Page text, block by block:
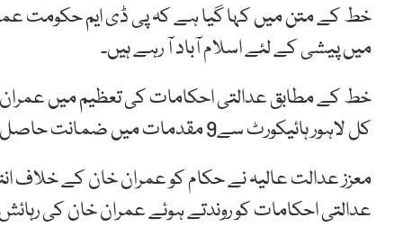
خط کے متن میں کہا گیا ہے کہ پی ڈی ایم حکومت
میں پیشی کے لئے اسلام آباد آ رہے ہیں۔
خط کے مطابق عدالتی احکامات کی تعظیم میں عمران
کل لاہور ہائیکورٹ سے9 مقدمات میں ضمانت حاصل کی۔
معزز عدالت عالیہ نے حکام کو عمران خان کے خلاف
عدالتی احکامات کو روندتے ہوئے عمران خان کی رہائش